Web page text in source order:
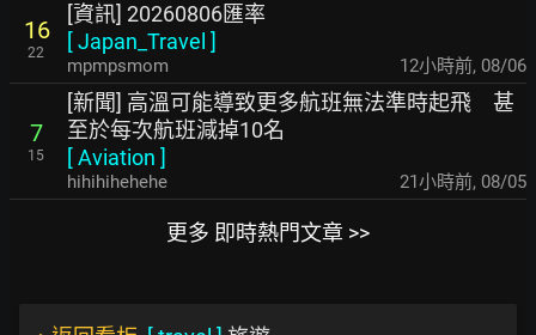
16
22
[資訊] 20260806匯率
[Japan_Travel ]
mpmpsmom 12小時前, 08/06
7
15
[新聞] 高溫可能導致更多航班無法準時起飛 甚
至於每次航班減掉10名
[Aviation ]
hihihihehehe 21小時前, 08/05
更多 即時熱門文章 >>